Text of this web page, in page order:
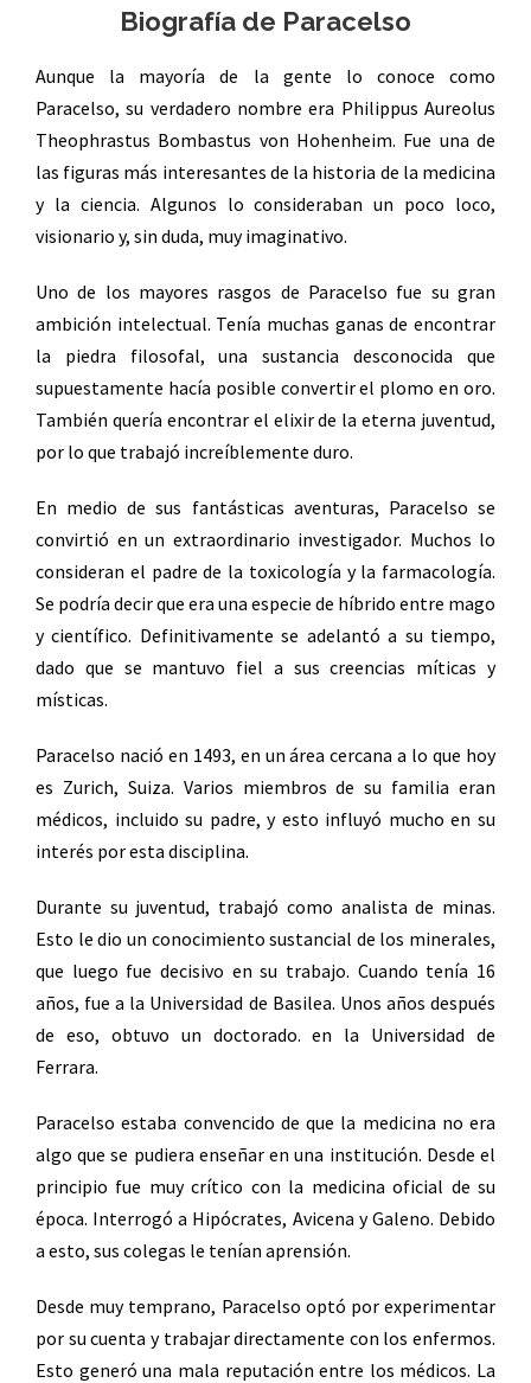
Biografía de Paracelso
Aunque la mayoría de la gente lo conoce como
Paracelso, su verdadero nombre era Philippus Aureolus
Theophrastus Bombastus von Hohenheim. Fue una de
las figuras más interesantes de la historia de la medicina
y la ciencia. Algunos lo consideraban un poco loco,
visionario y, sin duda, muy imaginativo.
Uno de los mayores rasgos de Paracelso fue su gran
ambición intelectual. Tenía muchas ganas de encontrar
la piedra filosofal, una sustancia desconocida que
supuestamente hacía posible convertir el plomo en oro.
También quería encontrar el elixir de la eterna juventud,
por lo que trabajó increíblemente duro.
En medio de sus fantásticas aventuras, Paracelso se
convirtió en un extraordinario investigador. Muchos lo
consideran el padre de la toxicología y la farmacología.
Se podría decir que era una especie de híbrido entre mago
y científico. Definitivamente se adelantó a su tiempo,
dado que se mantuvo fiel a sus creencias míticas y
místicas.
Paracelso nació en 1493, en un área cercana a lo que hoy
es Zurich, Suiza. Varios miembros de su familia eran
médicos, incluido su padre, y esto influyó mucho en su
interés por esta disciplina.
Durante su juventud, trabajó como analista de minas.
Esto le dio un conocimiento sustancial de los minerales,
que luego fue decisivo en su trabajo. Cuando tenía 16
años, fue a la Universidad de Basilea. Unos años después
de eso, obtuvo un doctorado. en la Universidad de
Ferrara.
Paracelso estaba convencido de que la medicina no era
algo que se pudiera enseñar en una institución. Desde el
principio fue muy crítico con la medicina oficial de su
época. Interrogó a Hipócrates, Avicena y Galeno. Debido
a esto, sus colegas le tenían aprensión.
Desde muy temprano, Paracelso optó por experimentar
por su cuenta y trabajar directamente con los enfermos.
Esto generó una mala reputación entre los médicos. La